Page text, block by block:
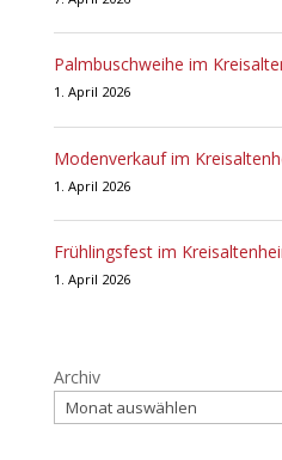
Palmbuschweihe im
1. April 2026
Modenverkauf im
1. April 2026
Frühlingsfest im
1. April 2026
Archiv